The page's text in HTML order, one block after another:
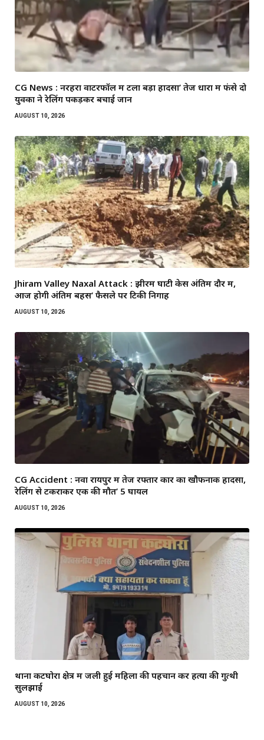
CG News : नरहरा वाटरफॉल में टला बड़ा हादसा’ तेज धारा में फंसे दो
युवकों ने रेलिंग पकड़कर बचाई जान
AUGUST 10, 2026
Jhiram Valley Naxal Attack : झीरम घाटी केस अंतिम दौर में,
आज होगी अंतिम बहस’ फैसले पर टिकी निगाहें
AUGUST 10, 2026
CG Accident : नवा रायपुर में तेज रफ्तार कार का खौफनाक हादसा,
रेलिंग से टकराकर एक की मौत’ 5 घायल
AUGUST 10, 2026
थाना कटघोरा क्षेत्र में जली हुई महिला की पहचान कर हत्या की गुत्थी
सुलझाई
AUGUST 10, 2026